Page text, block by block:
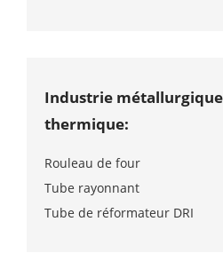
Industrie
thermique:
Rouleau de four
Tube rayonnant
Tube de réformateur DRI